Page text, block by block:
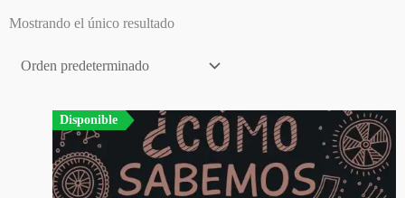
Mostrando el único resultado
Disponible